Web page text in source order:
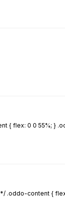
{ flex: 0 0 55%; }
.oddo-content {